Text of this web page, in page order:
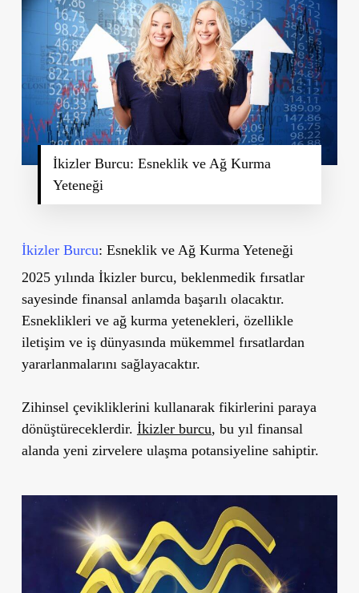
İkizler Burcu: Esneklik ve Ağ Kurma
Yeteneği
İkizler Burcu: Esneklik ve Ağ Kurma Yeteneği
2025 yılında İkizler burcu, beklenmedik fırsatlar
sayesinde finansal anlamda başarılı olacaktır.
Esneklikleri ve ağ kurma yetenekleri, özellikle
iletişim ve iş dünyasında mükemmel fırsatlardan
yararlanmalarını sağlayacaktır.
Zihinsel çevikliklerini kullanarak fikirlerini paraya
dönüştüreceklerdir. İkizler burcu, bu yıl finansal
alanda yeni zirvelere ulaşma potansiyeline sahiptir.